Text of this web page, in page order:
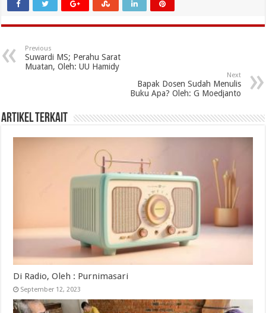
Previous
Suwardi MS; Perahu Sarat
Muatan, Oleh: UU Hamidy
Next
Bapak Dosen Sudah Menulis
Buku Apa? Oleh: G Moedjanto
Artikel Terkait
Di Radio, Oleh : Purnimasari
September 12, 2023